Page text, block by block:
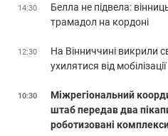
14:30
Белла не підвела:
трамадол на кордоні
12:30
На Вінниччині викрили
ухилятися від мобілізації
10:30
Міжрегіональний
штаб передав два
роботизовані